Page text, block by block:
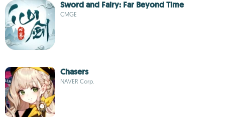
Sword and Fairy: Far Beyond Time
CMGE
Chasers
NAVER Corp.